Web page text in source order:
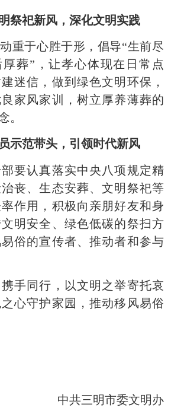
祀新风，深化文明实践
于心胜于形，倡导“生前尽
葬”，让孝心体现在日常点
迷信，做到绿色文明环保，
家风家训，树立厚养薄葬的
。
示范带头，引领时代新风
认真落实中央八项规定精
丧、生态安葬、文明祭祀等
作用，积极向亲朋好友和身
明安全、绿色低碳的祭扫方
俗的宣传者、推动者和参与
同行，以文明之举寄托哀
心守护家园，推动移风易俗
中共三明市委文明办